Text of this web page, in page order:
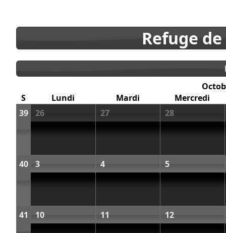
Refuge
S
Lundi Mardi
Mercredi
39
26 27 28
40 3 4 5
41 10 11 12